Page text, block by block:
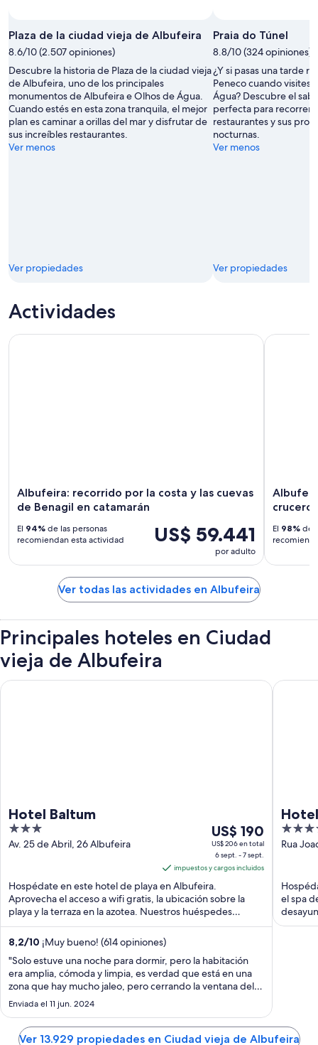
Plaza de la ciudad vieja de Albufeira
8.6/10 (2.507 opiniones)
Descubre la historia de Plaza de la ciudad vieja
de Albufeira, uno de los principales
monumentos de Albufeira e Olhos de Água.
Cuando estés en esta zona tranquila, el mejor
plan es caminar a orillas del mar y disfrutar de
sus increíbles restaurantes.
Ver menos
Ver propiedades
Praia do Túnel
8.8/10 (324 opiniones)
¿Y si pasas una tarde
Peneco cuando visites
Água? Descubre el
perfecta para recorrer
restaurantes y sus
nocturnas.
Ver menos
Ver propiedades
Actividades
Albufeira: recorrido por la costa y las cuevas
de Benagil en catamarán
US$ 59.441
por adulto
El 94% de las personas
recomiendan esta actividad
Albufeira: recorrido por la costa y las cuevas de Benagil en
crucero
El 98% de
Albufeira:
Ver todas las actividades en Albufeira
Principales hoteles en Ciudad
vieja de Albufeira
Hotel Baltum
3
out
Av. 25 de Abril, 26 Albufeira
Del
6
sept
al
7
sept,
el
noche
es
de
US$ 190
US$ 206 en total
6 sept. - 7 sept.
impuestos y cargos incluidos
Hospédate en este hotel de playa en Albufeira.
Aprovecha el acceso a wifi gratis, la ubicación sobre la
playa y la terraza en la azotea. Nuestros huéspedes
destacan ...
8,2/10 ¡Muy bueno! (614 opiniones)
"Solo estuve una noche para dormir, pero la habitación
era amplia, cómoda y limpia, es verdad que está en una
zona que hay mucho jaleo, pero cerrando la ventana del
balcón aislaba bastante el ruido, y está en pleno centro de
todos los bares y eso, muy bien"
Enviada el 11 jun. 2024
Hotel Baltum
4
out
Rua
el spa
Hotel
Ver 13.929 propiedades en Ciudad vieja de Albufeira